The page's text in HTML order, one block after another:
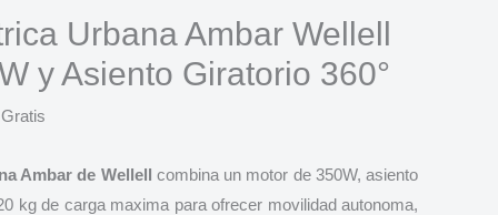
Urbana Ambar Wellell
y Asiento Giratorio 360°
Ambar de Wellell combina un motor de 350W, asiento
kg de carga maxima para ofrecer movilidad autonoma,